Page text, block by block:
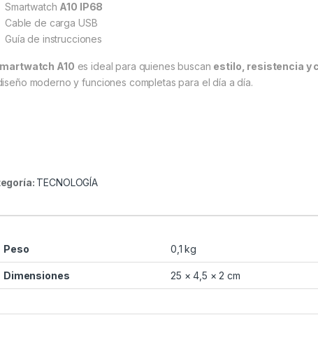
Smartwatch A10 IP68
Cable de carga USB
Guía de instrucciones
A10 es ideal para quienes buscan estilo, resistencia y
moderno y funciones completas para el día a día.
TECNOLOGÍA
Peso 0,1 kg
Dimensiones 25 × 4,5 × 2 cm